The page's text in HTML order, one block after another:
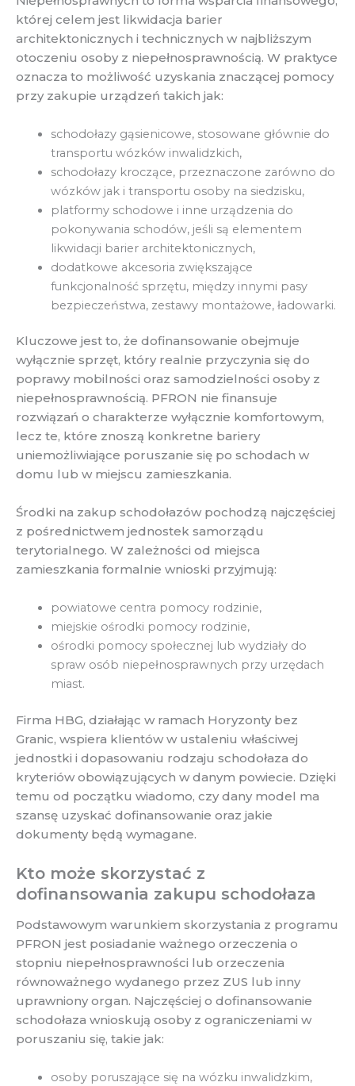
której celem jest likwidacja barier
architektonicznych i technicznych w najbliższym
otoczeniu osoby z niepełnosprawnością. W praktyce
oznacza to możliwość uzyskania znaczącej pomocy
przy zakupie urządzeń takich jak:
schodołazy gąsienicowe, stosowane głównie do
transportu wózków inwalidzkich,
schodołazy kroczące, przeznaczone zarówno do
wózków jak i transportu osoby na siedzisku,
platformy schodowe i inne urządzenia do
pokonywania schodów, jeśli są elementem
likwidacji barier architektonicznych,
dodatkowe akcesoria zwiększające
funkcjonalność sprzętu, między innymi pasy
bezpieczeństwa, zestawy montażowe, ładowarki.
Kluczowe jest to, że dofinansowanie obejmuje
wyłącznie sprzęt, który realnie przyczynia się do
poprawy mobilności oraz samodzielności osoby z
niepełnosprawnością. PFRON nie finansuje
rozwiązań o charakterze wyłącznie komfortowym,
lecz te, które znoszą konkretne bariery
uniemożliwiające poruszanie się po schodach w
domu lub w miejscu zamieszkania.
Środki na zakup schodołazów pochodzą najczęściej
z pośrednictwem jednostek samorządu
terytorialnego. W zależności od miejsca
zamieszkania formalnie wnioski przyjmują:
powiatowe centra pomocy rodzinie,
miejskie ośrodki pomocy rodzinie,
ośrodki pomocy społecznej lub wydziały do
spraw osób niepełnosprawnych przy urzędach
miast.
Firma HBG, działając w ramach Horyzonty bez
Granic, wspiera klientów w ustaleniu właściwej
jednostki i dopasowaniu rodzaju schodołaza do
kryteriów obowiązujących w danym powiecie. Dzięki
temu od początku wiadomo, czy dany model ma
szansę uzyskać dofinansowanie oraz jakie
dokumenty będą wymagane.
Kto może skorzystać z
dofinansowania zakupu schodołaza
Podstawowym warunkiem skorzystania z programu
PFRON jest posiadanie ważnego orzeczenia o
stopniu niepełnosprawności lub orzeczenia
równoważnego wydanego przez ZUS lub inny
uprawniony organ. Najczęściej o dofinansowanie
schodołaza wnioskują osoby z ograniczeniami w
poruszaniu się, takie jak:
osoby poruszające się na wózku inwalidzkim,